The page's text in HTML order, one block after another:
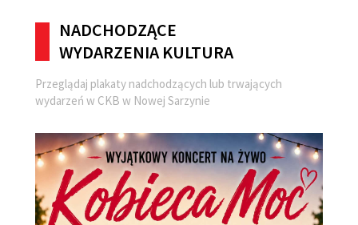
NADCHODZĄCE
WYDARZENIA KULTURA
Przeglądaj plakaty nadchodzących lub trwających
wydarzeń w CKB w Nowej Sarzynie